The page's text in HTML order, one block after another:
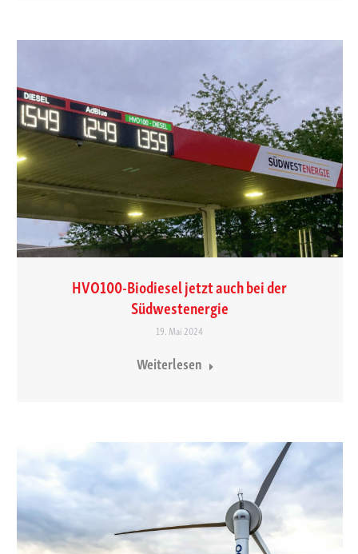
HVO100-Biodiesel jetzt auch bei der
Südwestenergie
19. Mai 2024
Weiterlesen